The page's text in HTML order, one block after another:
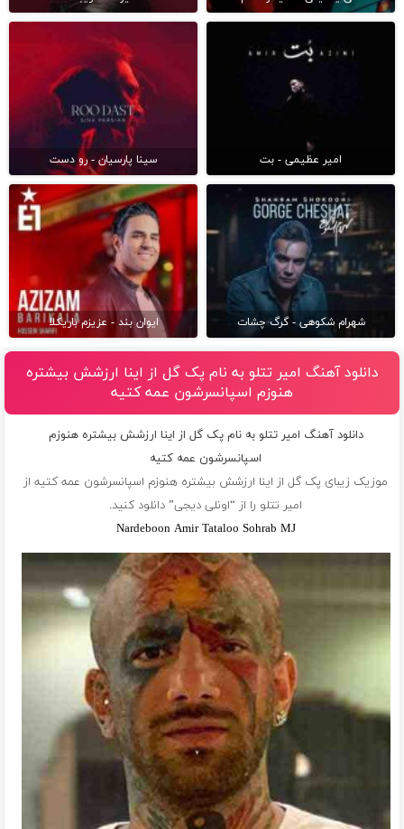
امیر عظیمی - بت سینا پارسیان - رو دست
شهرام شکوهی - گرگ چشات ایوان بند - عزیزم باریکلا
دانلود آهنگ امیر تتلو به نام پک گل از اینا ارزشش بیشتره
هنوزم اسپانسرشون عمه کتیه
دانلود آهنگ امیر تتلو به نام پک گل از اینا ارزشش بیشتره هنوزم
اسپانسرشون عمه کتیه
موزیک زیبای پک گل از اینا ارزشش بیشتره هنوزم اسپانسرشون عمه کتیه از
امیر تتلو را از “اونلی دیجی” دانلود کنید.
Nardeboon Amir Tataloo Sohrab MJ